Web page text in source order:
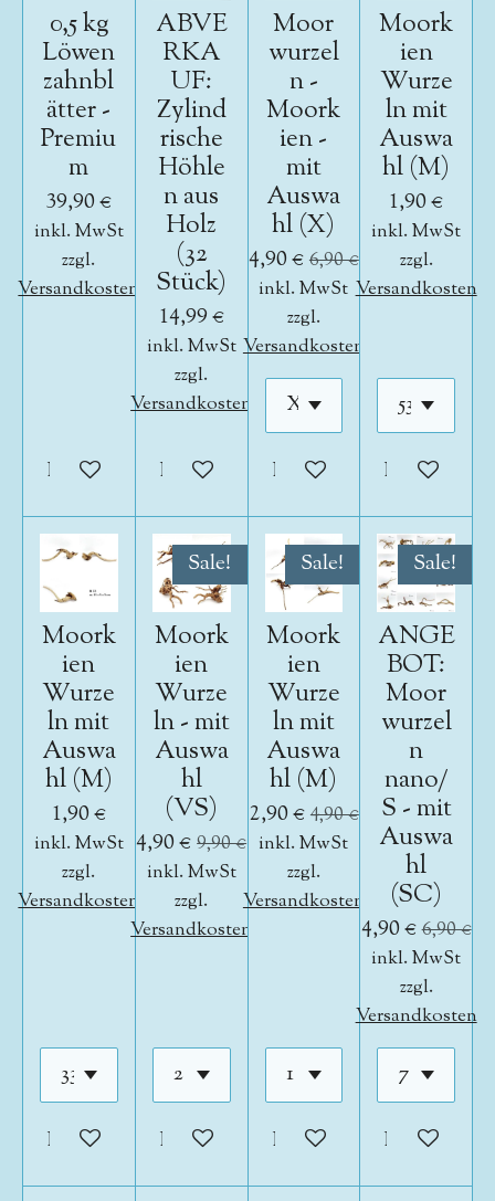
0,5 kg
Löwen
zahnbl
ätter -
Premiu
m
39,90 €
inkl. MwSt
zzgl.
Versandkosten
In den Warenkorb
ABVE
RKA
UF:
Zylind
rische
Höhle
n aus
Holz
(32
Stück)
14,99 €
inkl. MwSt
zzgl.
Versandkosten
In den Warenkorb
Moor
wurzel
n -
Moork
ien -
mit
Auswa
hl (X)
4,90 € 6,90 €
inkl. MwSt
zzgl.
Versandkosten
In den Warenkorb
Moork
ien
Wurze
ln mit
Auswa
hl (M)
1,90 €
inkl. MwSt
zzgl.
Versandkosten
In den
Moork
ien
Wurze
ln mit
Auswa
hl (M)
1,90 €
inkl. MwSt
zzgl.
Versandkosten
In den Warenkorb
Sale!
Moork
ien
Wurze
ln - mit
Auswa
hl
(VS)
4,90 € 9,90 €
inkl. MwSt
zzgl.
Versandkosten
In den Warenkorb
Sale!
Moork
ien
Wurze
ln mit
Auswa
hl (M)
2,90 € 4,90 €
inkl. MwSt
zzgl.
Versandkosten
In den Warenkorb
Sale!
ANGE
BOT:
Moor
wurzel
n
nano/
S - mit
Auswa
hl
(SC)
4,90 €6,90 €
inkl. MwSt
zzgl.
Versandkosten
In den